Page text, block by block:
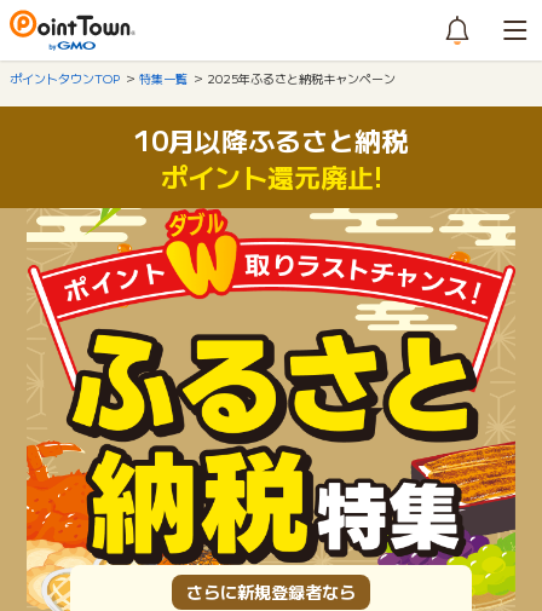
ポイントタウンTOP 特集一覧 2025年ふるさと納税キャンペーン
10月以降ふるさと納税
ポイント還元廃止!
さらに新規登録者なら